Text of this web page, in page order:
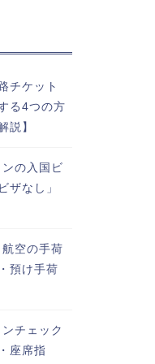
チケット
る4つの方
説】
の入国ビ
ザなし」
空の手荷
預け手荷
チェック
座席指